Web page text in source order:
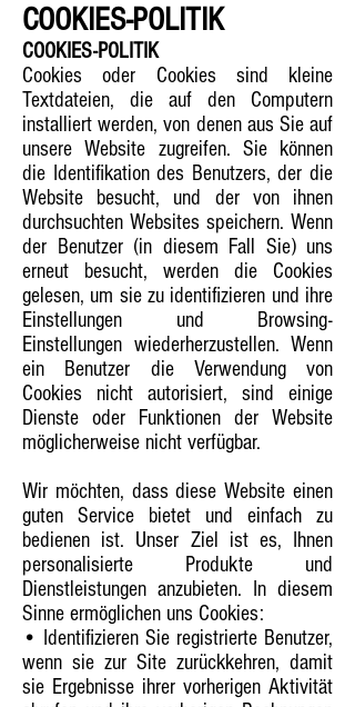
COOKIES-POLITIK
COOKIES-POLITIK
Cookies oder Cookies sind kleine
Textdateien, die auf den Computern
installiert werden, von denen aus Sie auf
unsere Website zugreifen. Sie können
die Identifikation des Benutzers, der die
Website besucht, und der von ihnen
durchsuchten Websites speichern. Wenn
der Benutzer (in diesem Fall Sie) uns
erneut besucht, werden die Cookies
gelesen, um sie zu identifizieren und ihre
Einstellungen und Browsing-
Einstellungen wiederherzustellen. Wenn
ein Benutzer die Verwendung von
Cookies nicht autorisiert, sind einige
Dienste oder Funktionen der Website
möglicherweise nicht verfügbar.
Wir möchten, dass diese Website einen
guten Service bietet und einfach zu
bedienen ist. Unser Ziel ist es, Ihnen
personalisierte Produkte und
Dienstleistungen anzubieten. In diesem
Sinne ermöglichen uns Cookies:
• Identifizieren Sie registrierte Benutzer,
wenn sie zur Site zurückkehren, damit
sie Ergebnisse ihrer vorherigen Aktivität